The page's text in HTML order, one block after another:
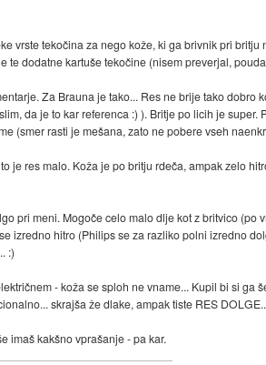
vrste tekočina za nego kože, ki ga brivnik pri
te dodatne kartuše tekočine (nisem preverjal,
Za Brauna je tako... Res ne brije tako dobro
da je to kar referenca :) ). Britje po licih je
(smer rasti je mešana, zato ne pobere vseh
je res malo. Koža je po britju rdeča, ampak zelo
pri meni. Mogoče celo malo dlje kot z britvico (po
izredno hitro (Philips se za razliko polni izredno
:)
- koža se sploh ne vname... Kupil bi si ga
skrajša že dlake, ampak tiste RES
imaš kakšno vprašanje - pa kar.